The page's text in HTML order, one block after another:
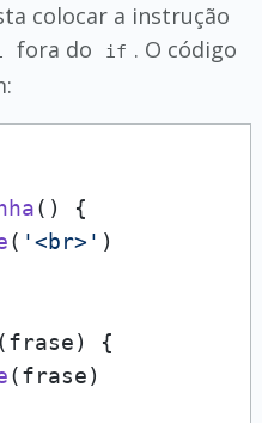
colocar a instrução
fora do if . O código
( ) {
( '<br>' )
(frase) {
(frase)